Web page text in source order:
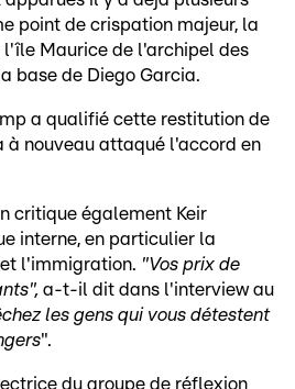
point de crispation majeur, la
l'île Maurice de l'archipel des
base de Diego Garcia.
a qualifié cette restitution de
à nouveau attaqué l'accord en
critique également Keir
interne, en particulier la
l'immigration. "Vos prix de
a-t-il dit dans l'interview au
les gens qui vous détestent
".
du groupe de réflexion